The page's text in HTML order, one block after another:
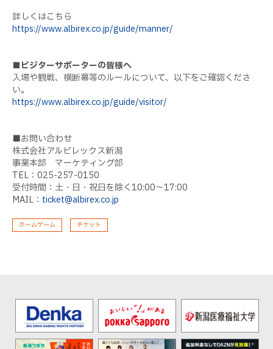
詳しくはこちら
https://www.albirex.co.jp/guide/manner/
■ビジターサポーターの皆様へ
入場や観戦、横断幕等のルールについて、以下をご確認くださ
い。
https://www.albirex.co.jp/guide/visitor/
■お問い合わせ
株式会社アルビレックス新潟
事業本部 マーケティング部
TEL：025-257-0150
受付時間：土・日・祝日を除く10:00〜17:00
MAIL： ticket@albirex.co.jp
ホームゲーム チケット